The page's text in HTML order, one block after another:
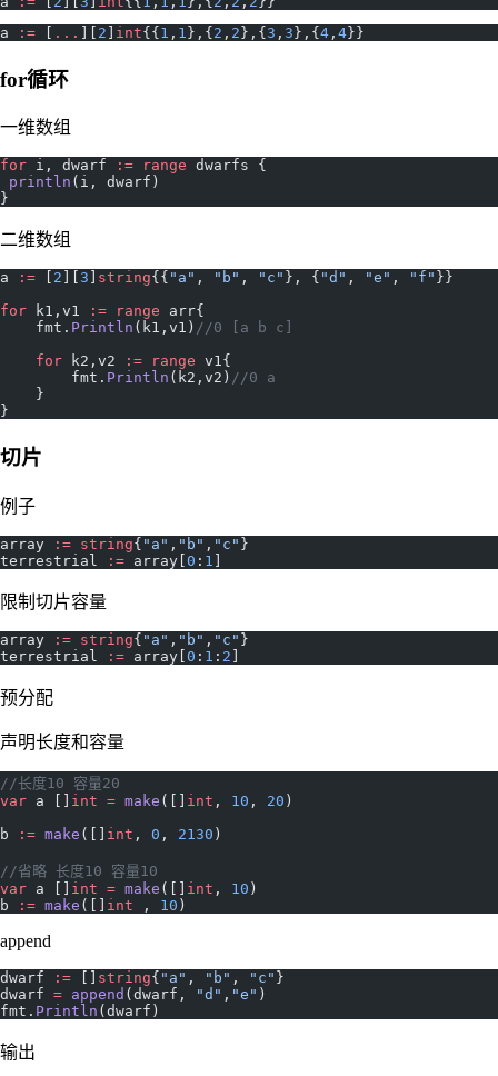
a
:= ... 2 int{{ 1 , 1 },{ 2 , 2 },{ 3 , 3 },{ 4 , 4 }}
for循环
一维数组
for i, dwarf := range dwarfs {
println (i, dwarf)
}
二维数组
a := 2 3 string{{ "a" , "b" , "c" }, { "d" , "e" , "f" }}
for k1,v1 := range arr{
    fmt.
Println (k1,v1) //0 [a b c]
    for
k2,v2 := range v1{
        fmt.
Println (k2,v2) //0 a
    }
}
切片
例子
array := string{ "a" , "b" , "c" }
terrestrial
:= array[ 0 : 1
限制切片容量
array := string{ "a" , "b" , "c" }
terrestrial
:= array[ 0 : 1 : 2
预分配
声明长度和容量
//长度10 容量20
var a [] int = make ([] int , 10 , 20 )
b
:= make ([] int , 0 , 2130 )
//省略 长度10 容量10
var a [] int = make ([] int , 10 )
b
:= make ([] int , 10 )
append
dwarf := string{ "a" , "b" , "c" }
dwarf = append (dwarf, "d" , "e" )
fmt. Println (dwarf)
输出